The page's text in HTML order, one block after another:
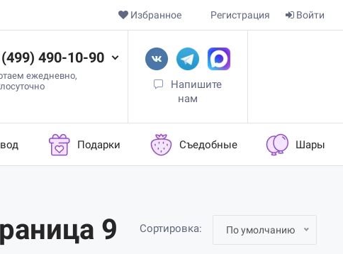
Войти
Регистрация
Избранное
490-10-90
ежедневно,
Напишите
нам
Подарки Съедобные Шары
9 Сортировка: По умолчанию